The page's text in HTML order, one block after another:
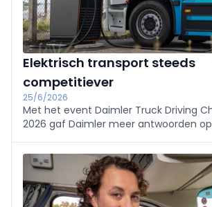
Elektrisch transport steeds
competitiever
25/6/2026
Met het event Daimler Truck Driving
2026 gaf Daimler meer antwoorden
vrachtvervoer in opmars is.